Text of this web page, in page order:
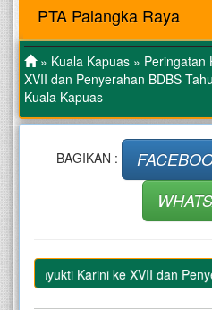
PTA Palangka Raya
» Kuala Kapuas » Peringatan
XVII dan Penyerahan BDBS
Kuala Kapuas
BAGIKAN :
Karini ke XVII dan